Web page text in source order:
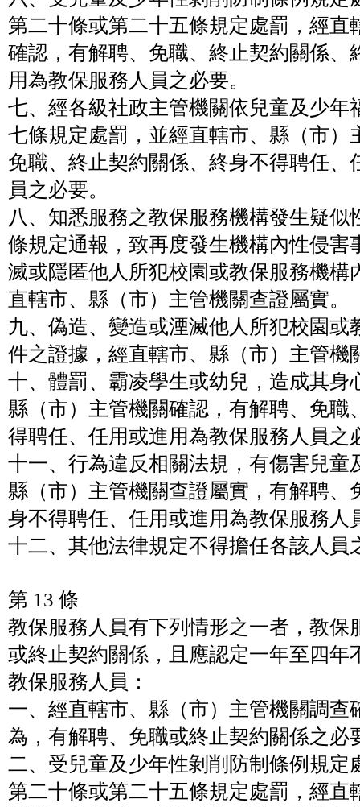
第二十條或第二十五條規定處罰，經直
確認，有解聘、免職、終止契約關係、
用為教保服務人員之必要。
七、經各級社政主管機關依兒童及少年
七條規定處罰，並經直轄市、縣（市）
免職、終止契約關係、終身不得聘任、
員之必要。
八、知悉服務之教保服務機構發生疑似
條規定通報，致再度發生機構內性侵害
滅或隱匿他人所犯校園或教保服務機構
直轄市、縣（市）主管機關查證屬實。
九、偽造、變造或湮滅他人所犯校園或
件之證據，經直轄市、縣（市）主管機
十、體罰、霸凌學生或幼兒，造成其身
縣（市）主管機關確認，有解聘、免職
得聘任、任用或進用為教保服務人員之
十一、行為違反相關法規，有傷害兒童
縣（市）主管機關查證屬實，有解聘、
身不得聘任、任用或進用為教保服務人
十二、其他法律規定不得擔任各該人員
第 13 條
教保服務人員有下列情形之一者，教保
或終止契約關係，且應認定一年至四年
教保服務人員：
一、經直轄市、縣（市）主管機關調查
為，有解聘、免職或終止契約關係之必
二、受兒童及少年性剝削防制條例規定
第二十條或第二十五條規定處罰，經直